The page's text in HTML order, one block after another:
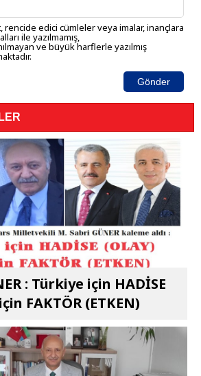
rencide edici cümleler veya imalar, inançlara
ile yazılmamış,
ve büyük harflerle yazılmış
Gönder
: Türkiye için HADİSE
FAKTÖR (ETKEN)